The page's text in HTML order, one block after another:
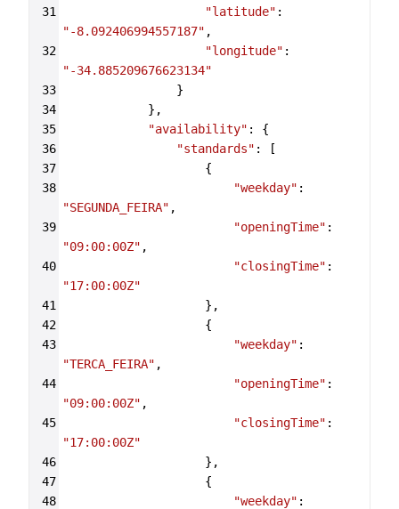
31
"latitude"
"-8.092406994557187" ,
32
"longitude"
"-34.885209676623134"
33
}
34
},
35
"availability" : {
36
"standards" : [
37
{
38
"weekday"
"SEGUNDA_FEIRA" ,
39
"openingTime"
"09:00:00Z" ,
40
"closingTime"
"17:00:00Z"
41
},
42
{
43
"weekday"
"TERCA_FEIRA" ,
44
"openingTime"
"09:00:00Z" ,
45
"closingTime"
"17:00:00Z"
46
},
47
{
48
"weekday"